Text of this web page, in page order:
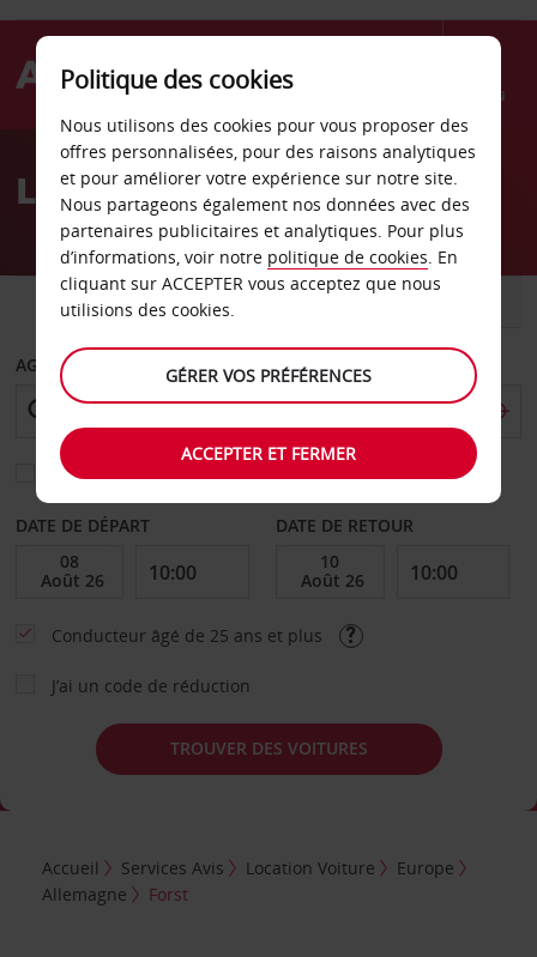
Menu
AvisLocation de voiture Forst
VOITURE UTILITAIRE
AGENCE DE DÉPART
Sélectionnez une autre agence de retour
DATE DE DÉPART DATE DE RETOUR
Conducteur âgé de 25 ans et plus
J’ai un code de réduction
TROUVER DES VOITURES
Accueil Services Avis Location Voiture
Europe
Allemagne
Forst
Politique des cookies
Nous utilisons des cookies pour vous proposer des
offres personnalisées, pour des raisons analytiques
et pour améliorer votre expérience sur notre site.
Nous partageons également nos données avec des
partenaires publicitaires et analytiques. Pour plus
d’informations, voir notre politique de cookies. En
cliquant sur ACCEPTER vous acceptez que nous
utilisions des cookies.
GÉRER VOS PRÉFÉRENCES
ACCEPTER ET FERMER